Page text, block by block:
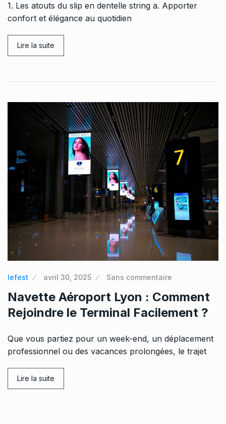
1. Les atouts du slip en dentelle string a. Apporter
confort et élégance au quotidien
Lire la suite
lefest avril 30, 2025 Sans commentaire
Navette Aéroport Lyon : Comment
Rejoindre le Terminal Facilement ?
Que vous partiez pour un week-end, un déplacement
professionnel ou des vacances prolongées, le trajet
Lire la suite